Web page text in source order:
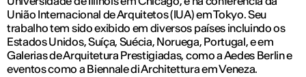
União Internacional de Arquitetos (IUA) em Tokyo. Seu
trabalho tem sido exibido em diversos países incluindo os
Estados Unidos, Suíça, Suécia, Noruega, Portugal, e em
Galerias de Arquitetura Prestigiadas, como a Aedes Berlin e
eventos como a Biennale di Architettura em Veneza.